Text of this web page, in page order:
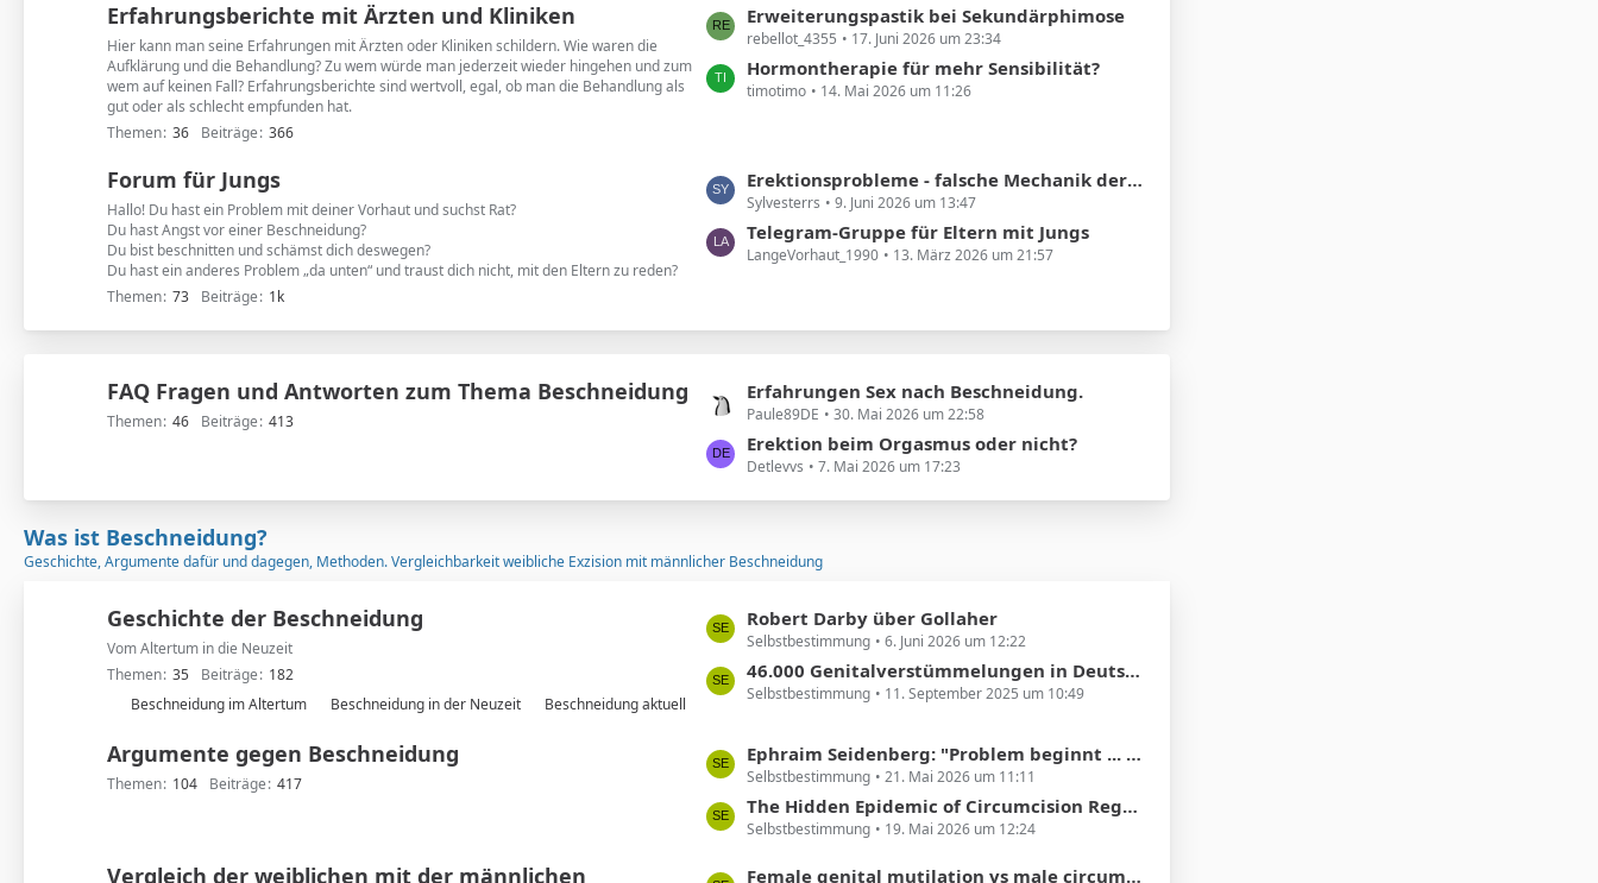
g
e
e
i
t
r
e
Erfahrungsberichte mit Ärzten und Kliniken
Hier kann man seine Erfahrungen mit Ärzten oder Kliniken schildern. Wie waren die
Aufklärung und die Behandlung? Zu wem würde man jederzeit wieder hingehen und zum
wem auf keinen Fall? Erfahrungsberichte sind wertvoll, egal, ob man die Behandlung als
gut oder als schlecht empfunden hat.
Themen 36 Beiträge 366
L
e
t
z
B
e
i
t
g
Erweiterungspastik bei Sekundärphimose
rebellot_4355 17. Juni 2026 um 23:34
Hormontherapie für mehr Sensibilität?
timotimo 14. Mai 2026 um 11:26
Forum für Jungs
Hallo! Du hast ein Problem mit deiner Vorhaut und suchst Rat?
Du hast Angst vor einer Beschneidung?
Du bist beschnitten und schämst dich deswegen?
Du hast ein anderes Problem „da unten“ und traust dich nicht, mit den Eltern zu reden?
Themen 73 Beiträge 1k
L
e
t
z
B
r
ä
Erektionsprobleme - falsche Mechanik der SB?
Sylvesterrs 9. Juni 2026 um 13:47
Telegram-Gruppe für Eltern mit Jungs
LangeVorhaut_1990 13. März 2026 um 21:57
FAQ Fragen und Antworten zum Thema Beschneidung
Themen 46 Beiträge 413
L
e
t
z
t
e
t
ä
Erfahrungen Sex nach Beschneidung.
Paule89DE 30. Mai 2026 um 22:58
Erektion beim Orgasmus oder nicht?
Detlevvs 7. Mai 2026 um 17:23
Was ist Beschneidung?
Geschichte, Argumente dafür und dagegen, Methoden. Vergleichbarkeit weibliche Exzision mit männlicher Beschneidung
Geschichte der Beschneidung
Vom Altertum in die Neuzeit
Themen 35 Beiträge 182
L
e
t
z
e
B
e
i
Robert Darby über Gollaher
Selbstbestimmung 6. Juni 2026 um 12:22
46.000 Genitalverstümmelungen in Deutschland in 2012?
Selbstbestimmung 11. September 2025 um 10:49
t
e
Beschneidung im Altertum Beschneidung in der Neuzeit Beschneidung aktuell
Argumente gegen Beschneidung
Themen 104 Beiträge 417
L
e
t
z
Ephraim Seidenberg: "Problem beginnt ... beim Abschneiden der Vorhaut"
Selbstbestimmung 21. Mai 2026 um 11:11
The Hidden Epidemic of Circumcision Regret Among Millions of Men
Selbstbestimmung 19. Mai 2026 um 12:24
Vergleich der weiblichen mit der männlichen L Female genital mutilation vs male circumcision: Understanding the differences